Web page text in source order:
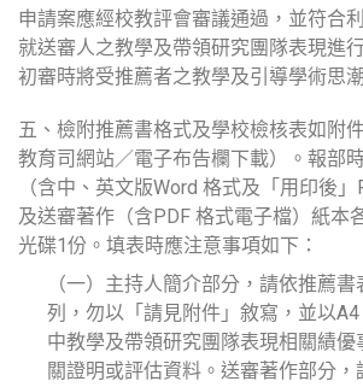
申請案應經校教評會審議通過，並符合
就送審人之教學及帶領研究團隊表現進
初審時將受推薦者之教學及引導學術思
五、檢附推薦書格式及學校檢核表如附
教育司網站／電子布告欄下載）。報部
（含中、英文版Word 格式及「用印後」
及送審著作（含PDF 格式電子檔）紙本
光碟1份。填表時應注意事項如下：
（一）主持人簡介部分，請依推薦
列，勿以「請見附件」敘寫，並以A4
中教學及帶領研究團隊表現相關績優
關證明或評估資料。送審著作部分